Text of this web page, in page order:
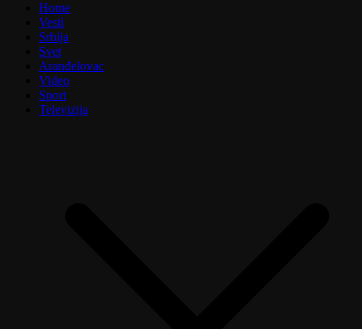
Home
Vesti
Srbija
Svet
Aranđelovac
Video
Sport
Televizija